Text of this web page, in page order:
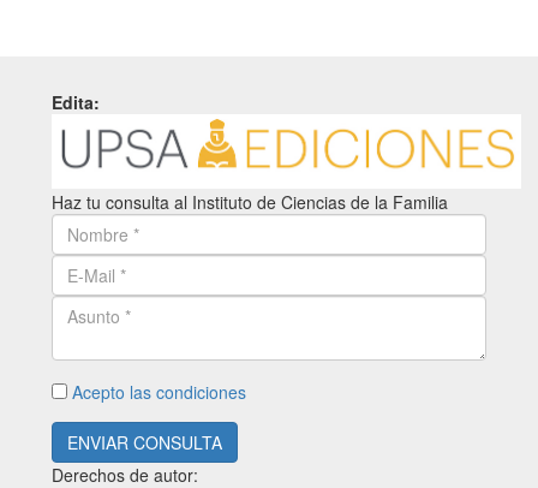
Edita:
Haz tu consulta al Instituto de Ciencias de la Familia
Acepto las condiciones
ENVIAR CONSULTA
Derechos de autor: